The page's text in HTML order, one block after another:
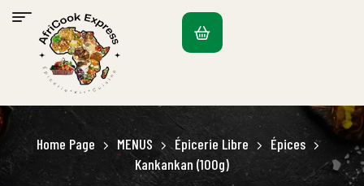
Home Page MENUS Épicerie Libre
Épices
Kankankan (100g)